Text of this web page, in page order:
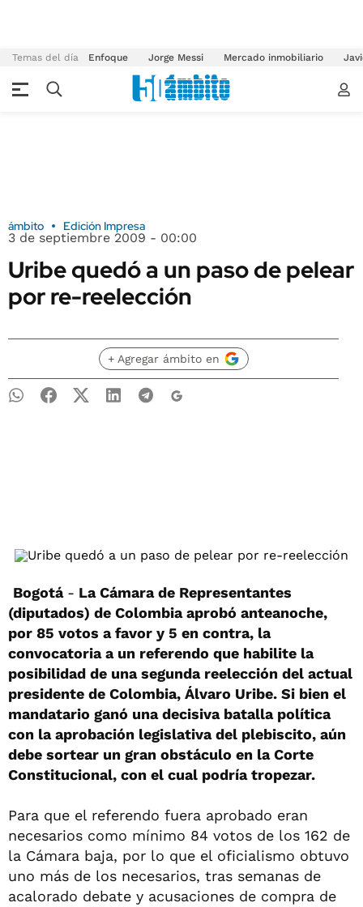
Temas del día Enfoque Jorge Messi Mercado inmobiliario
ámbito Edición Impresa
3 de septiembre 2009 - 00:00
Uribe quedó a un paso de pelear
por re-reelección
+ Agregar ámbito en
Bogotá - La Cámara de Representantes
(diputados) de Colombia aprobó anteanoche,
por 85 votos a favor y 5 en contra, la
convocatoria a un referendo que habilite la
posibilidad de una segunda reelección del actual
presidente de Colombia, Álvaro Uribe. Si bien el
mandatario ganó una decisiva batalla política
con la aprobación legislativa del plebiscito, aún
debe sortear un gran obstáculo en la Corte
Constitucional, con el cual podría tropezar.
Para que el referendo fuera aprobado eran
necesarios como mínimo 84 votos de los 162 de
la Cámara baja, por lo que el oficialismo obtuvo
uno más de los necesarios, tras semanas de
acalorado debate y acusaciones de compra de